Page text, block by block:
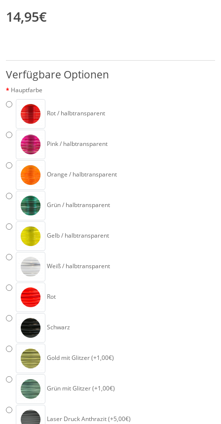
14,95€
Verfügbare Optionen
Hauptfarbe
Rot / halbtransparent
Pink / halbtransparent
Orange / halbtransparent
Grün / halbtransparent
Gelb / halbtransparent
Weiß / halbtransparent
Rot
Schwarz
Gold mit Glitzer (+1,00€)
Grün mit Glitzer (+1,00€)
Laser Druck Anthrazit (+5,00€)